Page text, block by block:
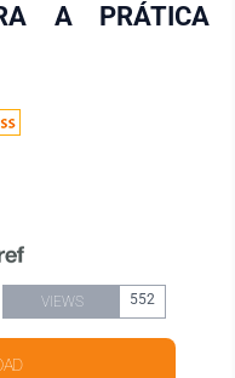
A PRÁTICA
VIEWS 552